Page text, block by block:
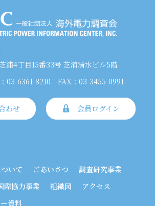
浦4丁目15番33号 芝浦清水ビル5階
03-6361-8210 FAX：03-3455-0991
わせ 会員ログイン
いて
ごあいさつ
調査研究事業
際協力事業 組織図
アクセス
資料